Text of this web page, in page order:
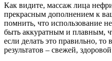
Как видите, массаж лица
прекрасным дополнением к
помнить, что использование
быть аккуратным и плавным,
если делать это правильно,
результатов – свежей,